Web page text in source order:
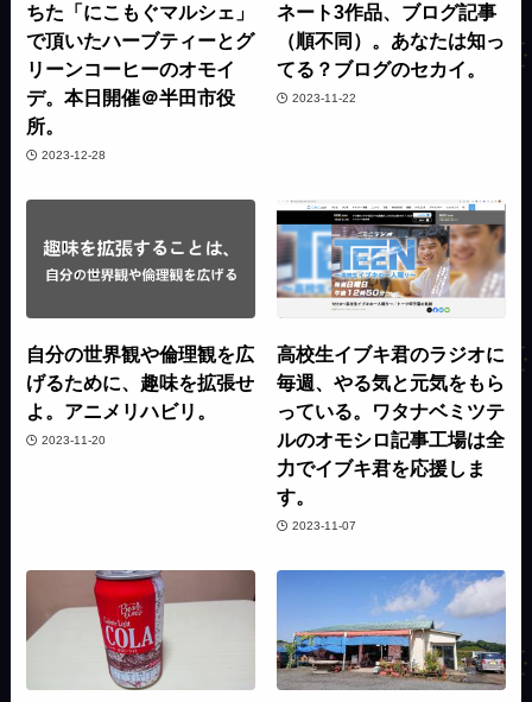
ちた「にこもぐマルシェ」
で頂いたハーブティーとグ
リーンコーヒーのオモイ
デ。本日開催＠半田市役
所。
2023-12-28
ネート3作品、ブログ記事
（順不同）。あなたは知っ
てる？ブログのセカイ。
2023-11-22
自分の世界観や倫理観を広
げるために、趣味を拡張せ
よ。アニメリハビリ。
2023-11-20
高校生イブキ君のラジオに
毎週、やる気と元気をもら
っている。ワタナベミツテ
ルのオモシロ記事工場は全
力でイブキ君を応援しま
す。
2023-11-07